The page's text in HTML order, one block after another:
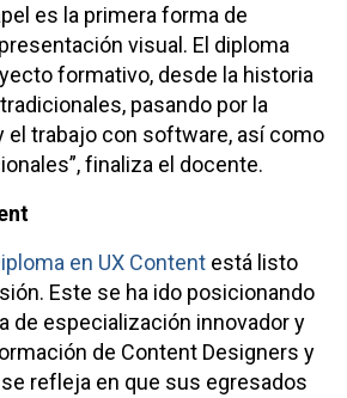
es la primera forma de
visual. El diploma
formativo, desde la historia
pasando por la
el trabajo con software, así como
finaliza el docente.
en UX Content está listo
Este se ha ido posicionando
de especialización innovador y
de Content Designers y
refleja en que sus egresados